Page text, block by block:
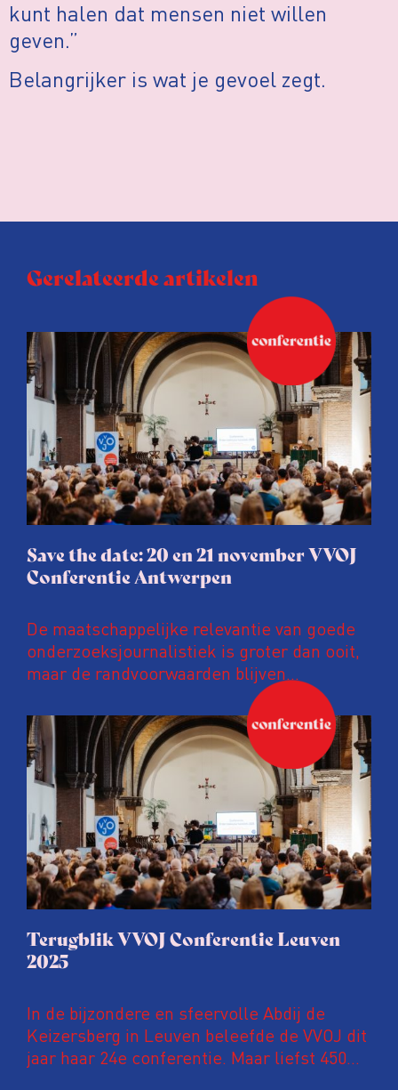
kunt halen dat mensen niet willen
geven.”
Belangrijker is wat je gevoel zegt.
Gerelateerde artikelen
Save the date: 20 en 21 november VVOJ
Conferentie Antwerpen
De maatschappelijke relevantie van goede
onderzoeksjournalistiek is groter dan ooit,
maar de randvoorwaarden blijven
kwetsbaar. Tijdens de komende VVOJ
Conferentie duiken we in De
ongemakkelijke werkelijkheid: een eerlijke
en urgente blik op de staat van ons vak.
Terugblik VVOJ Conferentie Leuven
2025
In de bijzondere en sfeervolle Abdij de
Keizersberg in Leuven beleefde de VVOJ dit
jaar haar 24e conferentie. Maar liefst 450